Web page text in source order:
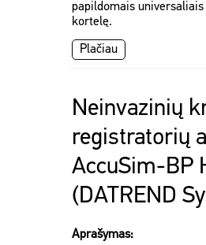
papildomais
kortelę.
Plačiau
Neinvazinių
registratorių
AccuSim-BP
(DATREND
Aprašymas: